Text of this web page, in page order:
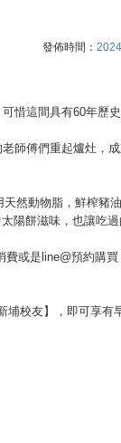
發佈時間：
惜這間具有60年歷史
師傅們重起爐灶，
然動物脂，鮮榨豬
陽餅滋味，也讓吃過
或是line@預約購
校友】，即可享有